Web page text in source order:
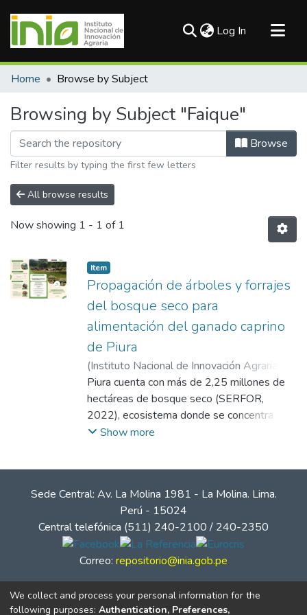
Log In (current)
Communities & Collections
Home Browse by Subject
Browsing by Subject "Faique"
Browse
Filter results by typing the first few letters
All browse results
Now showing 1 - 1 of 1
Item
Propagación de árboles y forrajes
del bosque seco para
alimentación del ganado caprino
de Piura
(Instituto Nacional de Innovación Agraria
(INIA),2026-04 )Escobar Robledo, Héctor
Manuel;Temoche Socola, Víctor Alexander
Piura cuenta con más de 2,25 millones de
hectáreas de bosque seco (SERFOR,
2022), ecosistema donde se concentra gran
parte de la ganadería caprina en el norte del
vegetales que son utilizadas como alimento
para el ganado caprino.
Show more
Sede Central: Av. La Molina 1981 - La Molina. Lima.
Perú - 15024
Central telefónica (511) 240-2100 / 240-2350
Correo: repositorio@inia.gob.pe
We collect and process your personal information for the
following purposes: Authentication, Preferences,